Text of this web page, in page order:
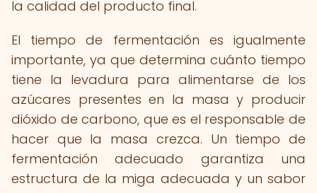
la calidad del producto final.
El tiempo de fermentación es igualmente
importante, ya que determina cuánto tiempo
tiene la levadura para alimentarse de los
azúcares presentes en la masa y producir
dióxido de carbono, que es el responsable de
hacer que la masa crezca. Un tiempo de
fermentación adecuado garantiza una
estructura de la miga adecuada y un sabor